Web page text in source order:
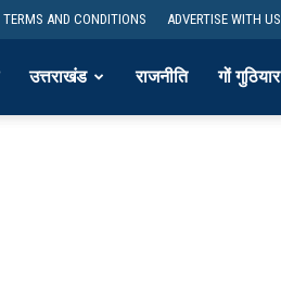
TERMS AND CONDITIONS ADVERTISE WITH US
उत्तराखंड राजनीति गों गुठियार